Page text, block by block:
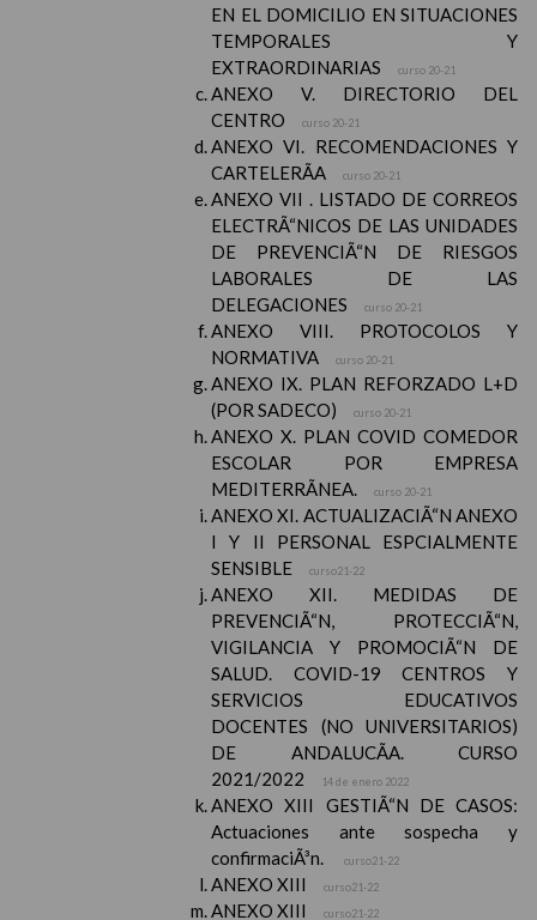
EN EL DOMICILIO EN SITUACIONES
TEMPORALES Y
EXTRAORDINARIAS
curso 20-21
ANEXO V. DIRECTORIO DEL
CENTRO
curso 20-21
ANEXO VI. RECOMENDACIONES Y
CARTELERÃA
curso 20-21
ANEXO VII . LISTADO DE CORREOS
ELECTRÃ“NICOS DE LAS UNIDADES
DE PREVENCIÃ“N DE RIESGOS
LABORALES DE LAS
DELEGACIONES
curso 20-21
ANEXO VIII. PROTOCOLOS Y
NORMATIVA
curso 20-21
ANEXO IX. PLAN REFORZADO L+D
(POR SADECO)
curso 20-21
ANEXO X. PLAN COVID COMEDOR
ESCOLAR POR EMPRESA
MEDITERRÃNEA.
curso 20-21
ANEXO XI. ACTUALIZACIÃ“N ANEXO
I Y II PERSONAL ESPCIALMENTE
SENSIBLE
curso21-22
ANEXO XII. MEDIDAS DE
PREVENCIÃ“N, PROTECCIÃ“N,
VIGILANCIA Y PROMOCIÃ“N DE
SALUD. COVID-19 CENTROS Y
SERVICIOS EDUCATIVOS
DOCENTES (NO UNIVERSITARIOS)
DE ANDALUCÃA. CURSO
2021/2022
14 de enero 2022
ANEXO XIII GESTIÃ“N DE CASOS:
Actuaciones ante sospecha y
confirmaciÃ³n.
curso21-22
ANEXO XIII curso21-22
ANEXO XIII curso21-22